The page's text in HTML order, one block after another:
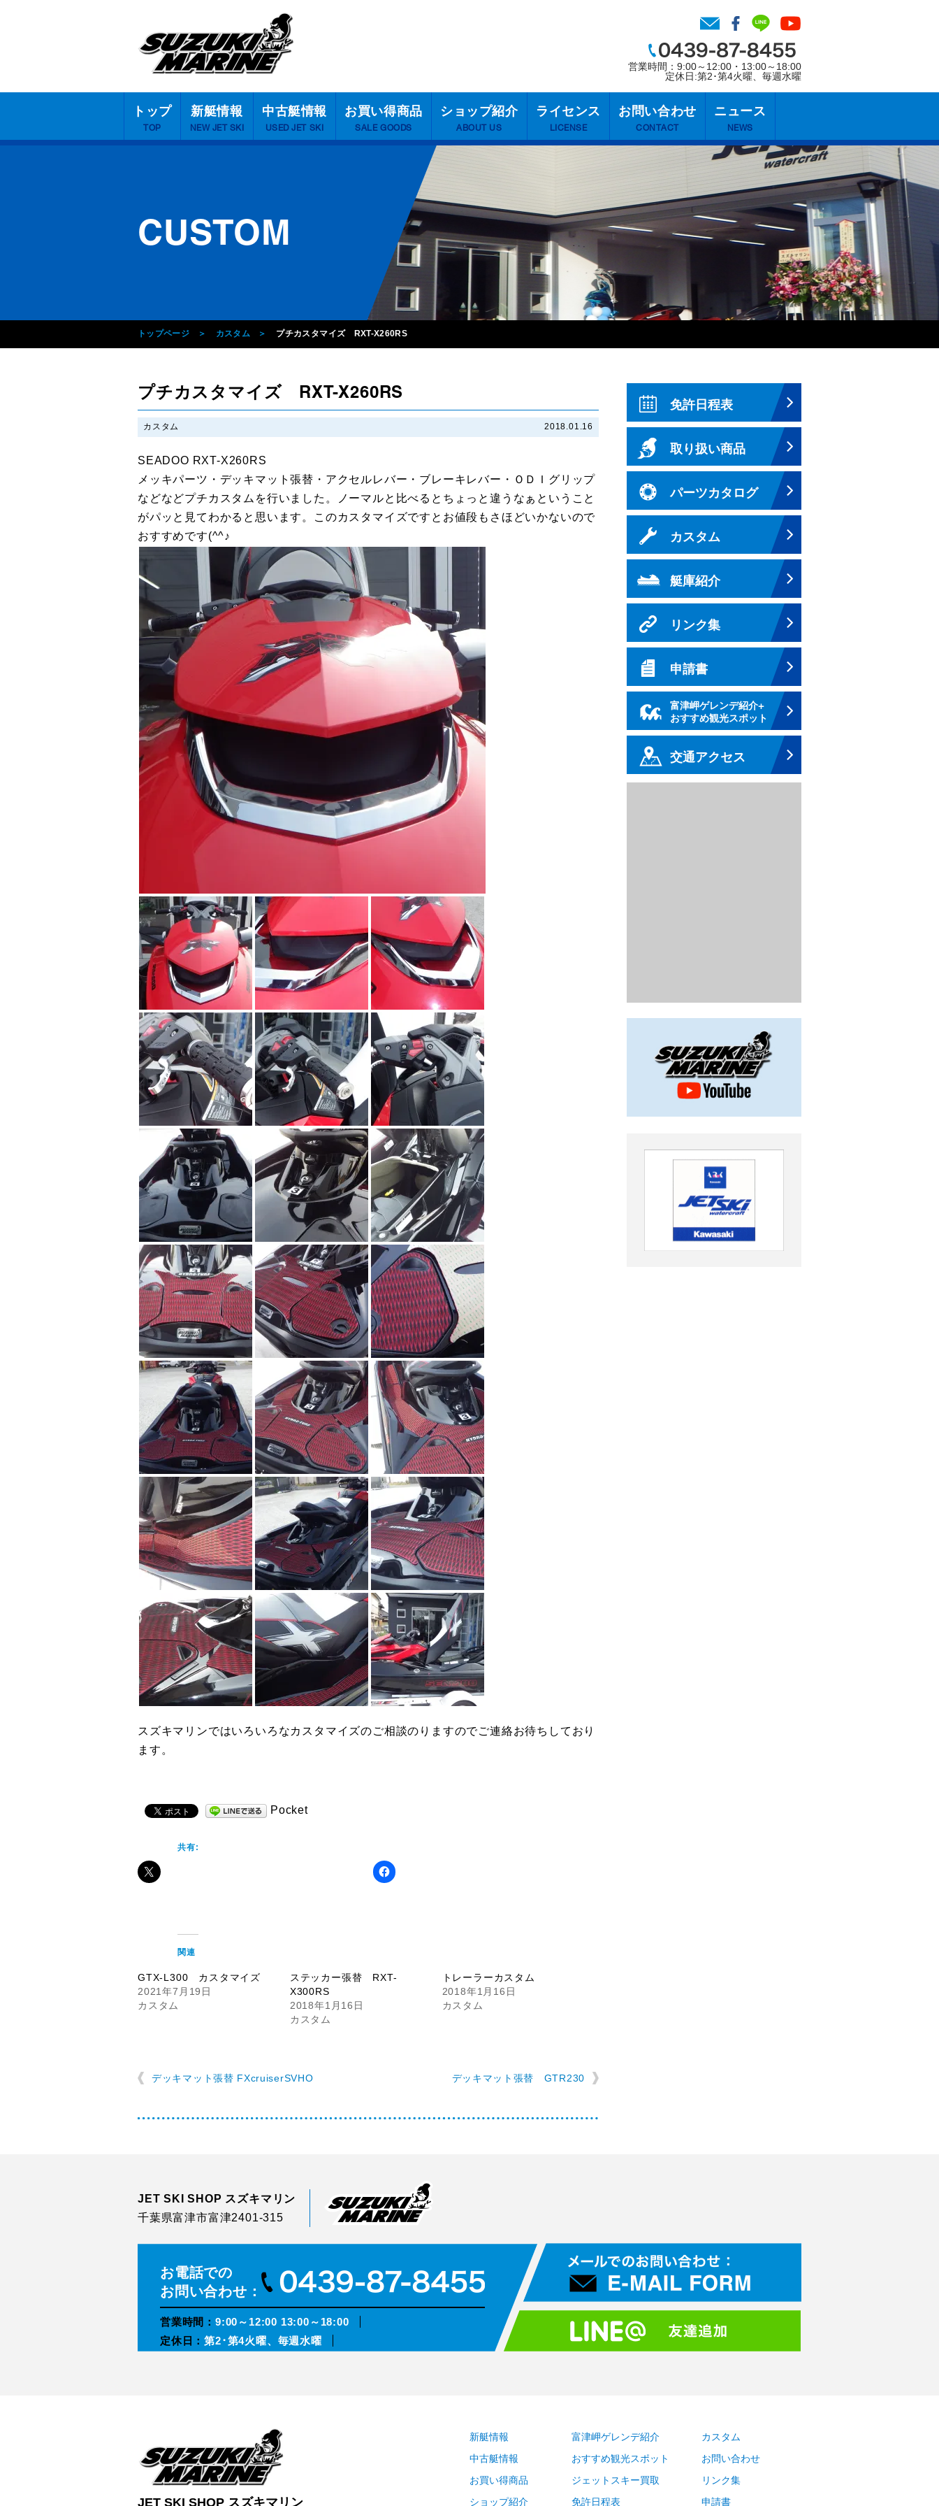
営業時間：9:00～12:00・13:00～18:00
定休日:第2･第4火曜、毎週水曜
トップ
TOP
新艇情報
NEW JET SKI
中古艇情報
USED JET SKI
お買い得商品
SALE GOODS
ショップ紹介
ABOUT US
ライセンス
LICENSE
お問い合わせ
CONTACT
ニュース
NEWS
CUSTOM
トップページ カスタム プチカスタマイズ RXT-X260RS
プチカスタマイズ RXT-X260RS
カスタム 2018.01.16
SEADOO RXT-X260RS
メッキパーツ・デッキマット張替・アクセルレバー・ブレーキレバー・ＯＤＩグリップ
などなどプチカスタムを行いました。ノーマルと比べるとちょっと違うなぁということ
がパッと見てわかると思います。このカスタマイズですとお値段もさほどいかないので
おすすめです(^^♪
スズキマリンではいろいろなカスタマイズのご相談のりますのでご連絡お待ちしており
ます。
Pocket
共有:
関連
GTX-L300 カスタマイズ
2021年7月19日
カスタム
ステッカー張替 RXT-
X300RS
2018年1月16日
カスタム
トレーラーカスタム
2018年1月16日
カスタム
デッキマット張替 FXcruiserSVHO デッキマット張替 GTR230
免許日程表
取り扱い商品
パーツカタログ
カスタム
艇庫紹介
リンク集
申請書
富津岬ゲレンデ紹介+
おすすめ観光スポット
交通アクセス
JET SKI SHOP スズキマリン
千葉県富津市富津2401-315
お電話での
お問い合わせ：
営業時間： 9:00～12:00 13:00～18:00
定休日：第2･第4火曜、毎週水曜
JET SKI SHOP スズキマリン
新艇情報
中古艇情報
お買い得商品
ショップ紹介
富津岬ゲレンデ紹介
おすすめ観光スポット
ジェットスキー買取
免許日程表
カスタム
お問い合わせ
リンク集
申請書